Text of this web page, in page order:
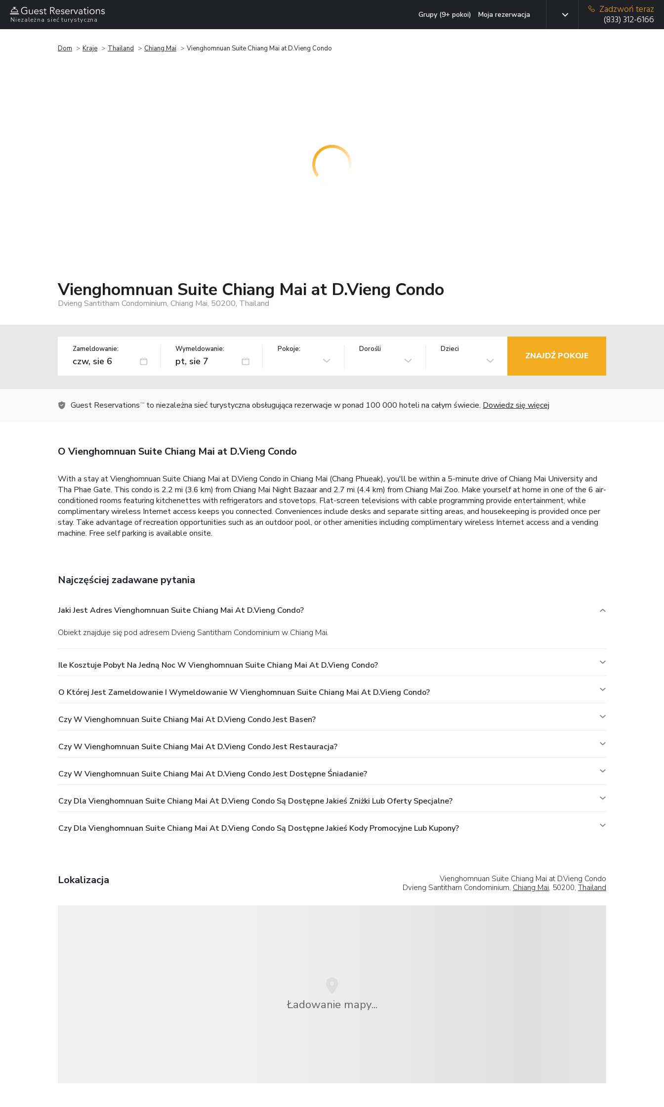
Niezależna sieć turystyczna
Grupy (9+ pokoi) Moja rezerwacja
Zadzwoń teraz
(833) 312-6166
Dom Kraje Thailand Chiang Mai Vienghomnuan Suite Chiang Mai at D.Vieng Condo
Vienghomnuan Suite Chiang Mai at D.Vieng Condo
Dvieng Santitham Condominium, Chiang Mai, 50200, Thailand
Zameldowanie: Wymeldowanie: Pokoje: Dorośli Dzieci
ZNAJDŹ POKOJE
Guest Reservations TM to niezależna sieć turystyczna obsługująca rezerwacje w ponad 100 000 hoteli na całym świecie. Dowiedz się więcej
O Vienghomnuan Suite Chiang Mai at D.Vieng Condo
With a stay at Vienghomnuan Suite Chiang Mai at D.Vieng Condo in Chiang Mai (Chang Phueak), you'll be within a 5-minute drive of Chiang Mai University and
Tha Phae Gate. This condo is 2.2 mi (3.6 km) from Chiang Mai Night Bazaar and 2.7 mi (4.4 km) from Chiang Mai Zoo. Make yourself at home in one of the 6 air-
conditioned rooms featuring kitchenettes with refrigerators and stovetops. Flat-screen televisions with cable programming provide entertainment, while
complimentary wireless Internet access keeps you connected. Conveniences include desks and separate sitting areas, and housekeeping is provided once per
stay. Take advantage of recreation opportunities such as an outdoor pool, or other amenities including complimentary wireless Internet access and a vending
machine. Free self parking is available onsite.
Najczęściej zadawane pytania
Jaki Jest Adres Vienghomnuan Suite Chiang Mai At D.Vieng Condo?
Obiekt znajduje się pod adresem Dvieng Santitham Condominium w Chiang Mai.
Ile Kosztuje Pobyt Na Jedną Noc W Vienghomnuan Suite Chiang Mai At D.Vieng Condo?
O Której Jest Zameldowanie I Wymeldowanie W Vienghomnuan Suite Chiang Mai At D.Vieng Condo?
Czy W Vienghomnuan Suite Chiang Mai At D.Vieng Condo Jest Basen?
Czy W Vienghomnuan Suite Chiang Mai At D.Vieng Condo Jest Restauracja?
Czy W Vienghomnuan Suite Chiang Mai At D.Vieng Condo Jest Dostępne Śniadanie?
Czy Dla Vienghomnuan Suite Chiang Mai At D.Vieng Condo Są Dostępne Jakieś Zniżki Lub Oferty Specjalne?
Czy Dla Vienghomnuan Suite Chiang Mai At D.Vieng Condo Są Dostępne Jakieś Kody Promocyjne Lub Kupony?
Lokalizacja
Vienghomnuan Suite Chiang Mai at D.Vieng Condo
Dvieng Santitham Condominium, Chiang Mai, 50200, Thailand
Ładowanie mapy...